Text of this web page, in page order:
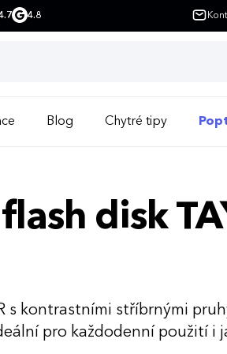
4.8
Blog Chytré tipy
disk
s kontrastními stříbrnými
pro každodenní použití i